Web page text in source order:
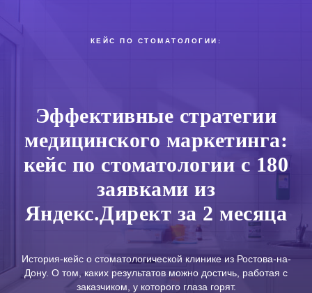
КЕЙС ПО СТОМАТОЛОГИИ:
Эффективные стратегии
медицинского маркетинга:
кейс по стоматологии с 180
заявками из
Яндекс.Директ за 2 месяца
История-кейс о стоматологической клинике из Ростова-на-
Дону. О том, каких результатов можно достичь, работая с
заказчиком, у которого глаза горят.